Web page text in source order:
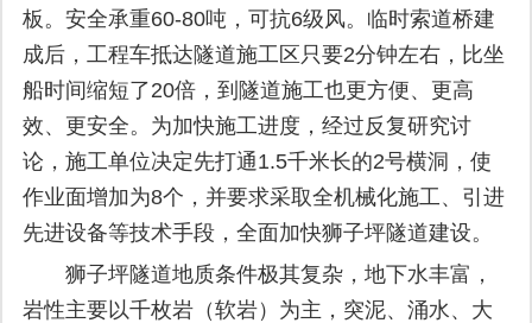
板。安全承重60-80吨，可抗6级风。临时索道桥建
成后，工程车抵达隧道施工区只要2分钟左右，比坐
船时间缩短了20倍，到隧道施工也更方便、更高
效、更安全。为加快施工进度，经过反复研究讨
论，施工单位决定先打通1.5千米长的2号横洞，使
作业面增加为8个，并要求采取全机械化施工、引进
先进设备等技术手段，全面加快狮子坪隧道建设。
狮子坪隧道地质条件极其复杂，地下水丰富，
岩性主要以千枚岩（软岩）为主，突泥、涌水、大